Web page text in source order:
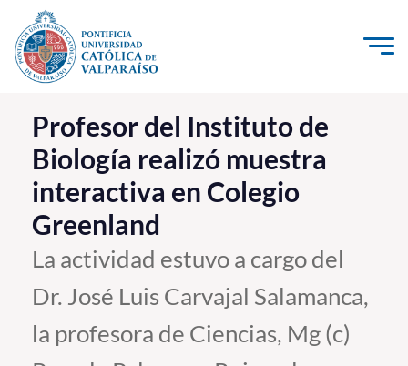
Click acá para ir directamente al contenido
La Universidad
Investigación, Creación e Innovación
PUCV Internacional
Vinculación con el Medio
Admisión
Pregrado
Postgrado
Profesor del Instituto de
Biología realizó muestra
interactiva en Colegio
Greenland
La actividad estuvo a cargo del
Dr. José Luis Carvajal Salamanca,
la profesora de Ciencias, Mg (c)